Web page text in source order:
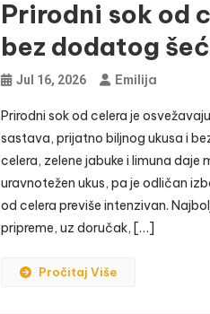
Prirodni sok od
bez dodatog
Jul 16, 2026 Emilija
Prirodni sok od celera je
sastava, prijatno biljnog ukusa i
celera, zelene jabuke i limuna daje
uravnotežen ukus, pa je odličan
od celera previše intenzivan.
pripreme, uz doručak, […]
Pročitaj Više